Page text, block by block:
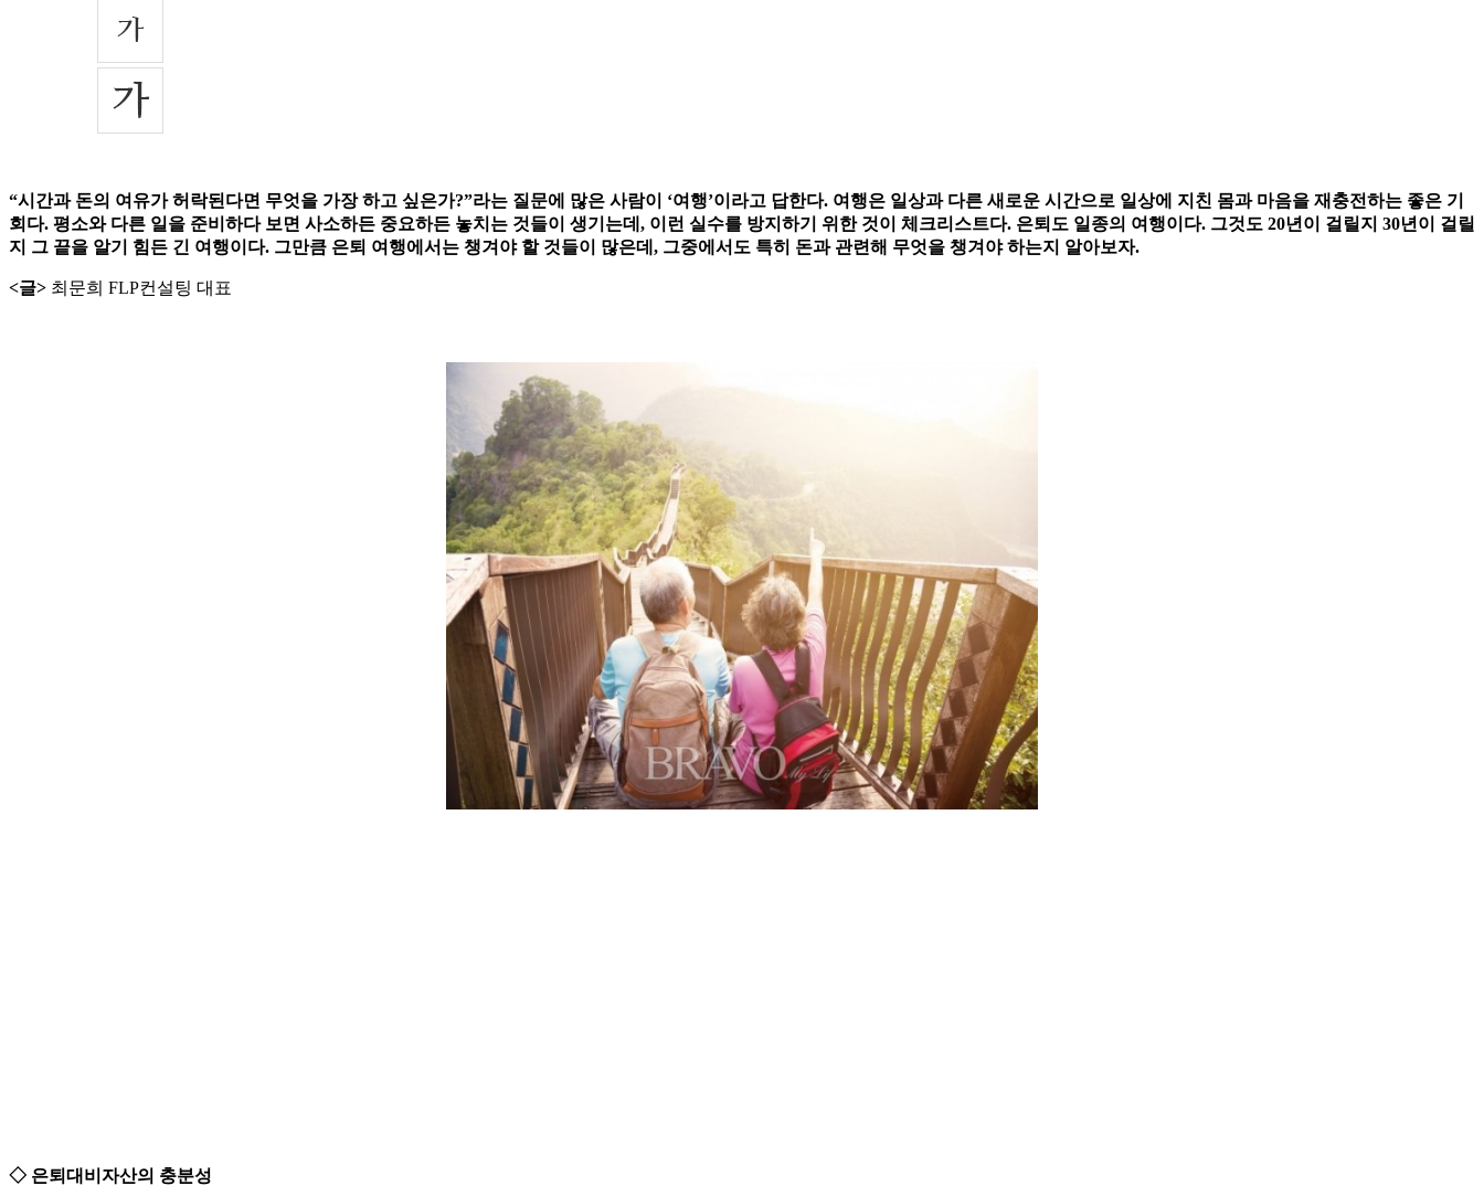
“시간과 돈의 여유가 허락된다면 무엇을 가장 하고 싶은가?”라는 질문에 많은 사람이 ‘여행’이라고 답한다. 여행은 일상과 다른 새로운 시간으로 일상에 지친 몸과 마음을 재충전하는 좋은 기
회다. 평소와 다른 일을 준비하다 보면 사소하든 중요하든 놓치는 것들이 생기는데, 이런 실수를 방지하기 위한 것이 체크리스트다. 은퇴도 일종의 여행이다. 그것도 20년이 걸릴지 30년이 걸릴
지 그 끝을 알기 힘든 긴 여행이다. 그만큼 은퇴 여행에서는 챙겨야 할 것들이 많은데, 그중에서도 특히 돈과 관련해 무엇을 챙겨야 하는지 알아보자.
<글> 최문희 FLP컨설팅 대표
◇ 은퇴대비자산의 충분성